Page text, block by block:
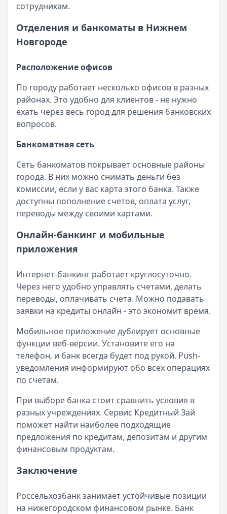
сотрудникам.
Отделения и банкоматы в Нижнем
Новгороде
Расположение офисов
По городу работает несколько офисов в разных
районах. Это удобно для клиентов - не нужно
ехать через весь город для решения банковских
вопросов.
Банкоматная сеть
Сеть банкоматов покрывает основные районы
города. В них можно снимать деньги без
комиссии, если у вас карта этого банка. Также
доступны пополнение счетов, оплата услуг,
переводы между своими картами.
Онлайн-банкинг и мобильные
приложения
Интернет-банкинг работает круглосуточно.
Через него удобно управлять счетами, делать
переводы, оплачивать счета. Можно подавать
заявки на кредиты онлайн - это экономит время.
Мобильное приложение дублирует основные
функции веб-версии. Установите его на
телефон, и банк всегда будет под рукой. Push-
уведомления информируют обо всех операциях
по счетам.
При выборе банка стоит сравнить условия в
разных учреждениях. Сервис Кредитный Зай
поможет найти наиболее подходящие
предложения по кредитам, депозитам и другим
финансовым продуктам.
Заключение
Россельхозбанк занимает устойчивые позиции
на нижегородском финансовом рынке. Банк